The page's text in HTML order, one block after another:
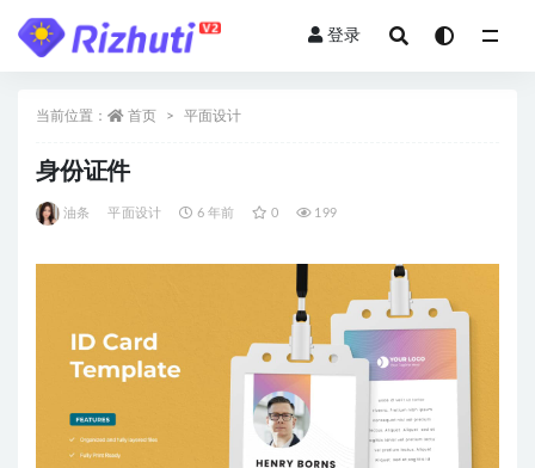
登录
当前位置： 首页 平面设计
身份证件
油条 平面设计 6 年前 0 199